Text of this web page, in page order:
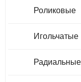
Роликовые
Игольчатые
Радиальные